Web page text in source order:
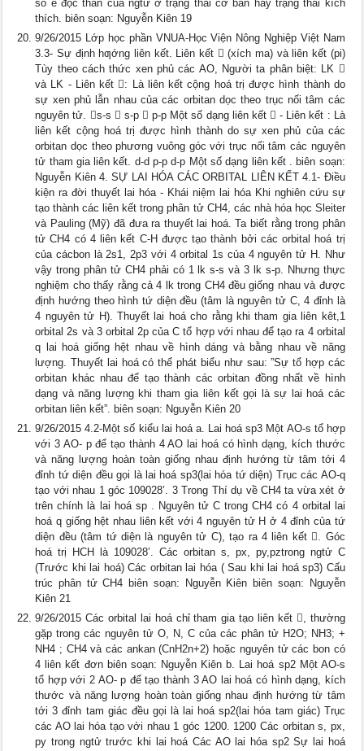
số e độc thân của ngtử ở trạng thái cơ bản hay trạng thái kích
thích. biên soạn: Nguyễn Kiên 19
9/26/2015 Lớp học phần VNUA-Học Viện Nông Nghiệp Việt Nam
3.3- Sự định hƣớng liên kết. Liên kết  (xích ma) và liên kết (pi)
Tùy theo cách thức xen phủ các AO, Người ta phân biệt: LK 
và LK - Liên kết : Là liên kết cộng hoá trị được hình thành do
sự xen phủ lẫn nhau của các orbitan dọc theo trục nối tâm các
nguyên tử. s-s  s-p  p-p Một số dạng liên kết  - Liên kết : Là
liên kết cộng hoá trị được hình thành do sự xen phủ của các
orbitan dọc theo phương vuông góc với trục nối tâm các nguyên
tử tham gia liên kết. d-d p-p d-p Một số dạng liên kết . biên soạn:
Nguyễn Kiên 4. SỰ LAI HÓA CÁC ORBITAL LIÊN KẾT 4.1- Điều
kiện ra đời thuyết lai hóa - Khái niệm lai hóa Khi nghiên cứu sự
tạo thành các liên kết trong phân tử CH4, các nhà hóa học Sleiter
và Pauling (Mỹ) đã đưa ra thuyết lai hoá. Ta biết rằng trong phân
tử CH4 có 4 liên kết C-H được tạo thành bởi các orbital hoá trị
của cácbon là 2s1, 2p3 với 4 orbital 1s của 4 nguyên tử H. Như
vậy trong phân tử CH4 phải có 1 lk s-s và 3 lk s-p. Nhưng thực
nghiệm cho thấy rằng cả 4 lk trong CH4 đều giống nhau và được
định hướng theo hình tứ diện đều (tâm là nguyên tử C, 4 đỉnh là
4 nguyên tử H). Thuyết lai hoá cho rằng khi tham gia liên kêt,1
orbital 2s và 3 orbital 2p của C tổ hợp với nhau để tạo ra 4 orbital
q lai hoá giống hệt nhau về hình dáng và bằng nhau về năng
lượng. Thuyết lai hoá có thể phát biểu như sau: ”Sự tổ hợp các
orbitan khác nhau để tạo thành các orbitan đồng nhất về hình
dạng và năng lượng khi tham gia liên kết gọi là sự lai hoá các
orbitan liên kết”. biên soạn: Nguyễn Kiên 20
9/26/2015 4.2-Một số kiểu lai hoá a. Lai hoá sp3 Một AO-s tổ hợp
với 3 AO- p để tạo thành 4 AO lai hoá có hình dạng, kích thước
và năng lượng hoàn toàn giống nhau định hướng từ tâm tới 4
đỉnh tứ diện đều gọi là lai hoá sp3(lai hóa tứ diện) Trục các AO-q
tạo với nhau 1 góc 109028’. 3 Trong Thí dụ về CH4 ta vừa xét ở
trên chính là lai hoá sp . Nguyên tử C trong CH4 có 4 orbital lai
hoá q giống hệt nhau liên kết với 4 nguyên tử H ở 4 đỉnh của tứ
diện đều (tâm tứ diện là nguyên tử C), tạo ra 4 liên kết . Góc
hoá trị HCH là 109028’. Các orbitan s, px, py,pztrong ngtử C
(Trước khi lai hoá) Các orbitan lai hóa ( Sau khi lai hoá sp3) Cấu
trúc phân tử CH4 biên soạn: Nguyễn Kiên biên soạn: Nguyễn
Kiên 21
9/26/2015 Các orbital lai hoá chỉ tham gia tạo liên kết , thường
gặp trong các nguyên tử O, N, C của các phân tử H2O; NH3; +
NH4 ; CH4 và các ankan (CnH2n+2) hoặc nguyên tử các bon có
4 liên kết đơn biên soạn: Nguyễn Kiên b. Lai hoá sp2 Một AO-s
tổ hợp với 2 AO- p để tạo thành 3 AO lai hoá có hình dạng, kích
thước và năng lượng hoàn toàn giống nhau định hướng từ tâm
tới 3 đỉnh tam giác đều gọi là lai hoá sp2(lai hóa tam giác) Trục
các AO lai hóa tạo với nhau 1 góc 1200. 1200 Các orbitan s, px,
py trong ngtử trước khi lai hoá Các AO lai hóa sp2 Sự lai hoá